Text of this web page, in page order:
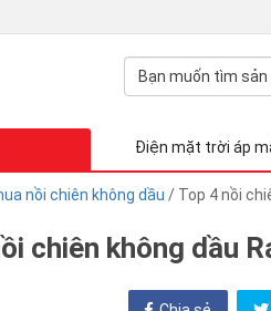
Điện mặt trời áp
nồi chiên không dầu / Top 4 nồi
chiên không dầu